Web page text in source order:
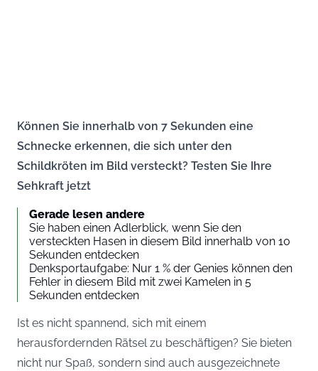
Können Sie innerhalb von 7 Sekunden eine
Schnecke erkennen, die sich unter den
Schildkröten im Bild versteckt? Testen Sie Ihre
Sehkraft jetzt
Gerade lesen andere
Sie haben einen Adlerblick, wenn Sie den
versteckten Hasen in diesem Bild innerhalb von 10
Sekunden entdecken
Denksportaufgabe: Nur 1 % der Genies können den
Fehler in diesem Bild mit zwei Kamelen in 5
Sekunden entdecken
Ist es nicht spannend, sich mit einem
herausfordernden Rätsel zu beschäftigen? Sie bieten
nicht nur Spaß, sondern sind auch ausgezeichnete